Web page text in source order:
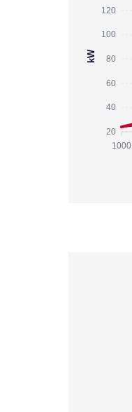
120
100
80
60
40
20
kW
1000